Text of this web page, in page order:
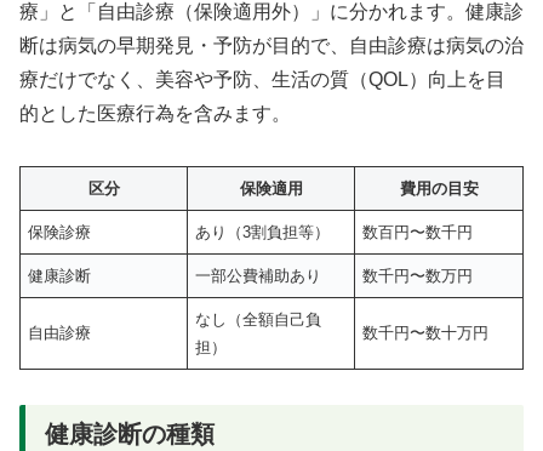
療」と「自由診療（保険適用外）」に分かれます。健康診
断は病気の早期発見・予防が目的で、自由診療は病気の治
療だけでなく、美容や予防、生活の質（QOL）向上を目
的とした医療行為を含みます。
区分 保険適用 費用の目安
保険診療 あり（3割負担等） 数百円〜数千円
健康診断 一部公費補助あり 数千円〜数万円
自由診療
なし（全額自己負
担）
数千円〜数十万円
健康診断の種類